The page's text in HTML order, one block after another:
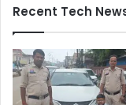
Recent Tech